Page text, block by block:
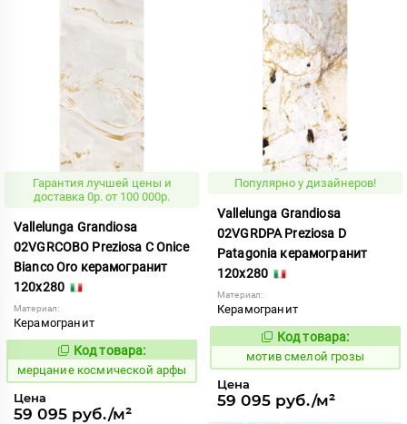
Гарантия лучшей цены и
доставка 0р. от 100 000р.
Vallelunga Grandiosa
02VGRCOBO Preziosa C Onice
Bianco Oro керамогранит
120x280
Материал:
Керамогранит
973626
Код товара:
мерцание космической арфы
Цена
59 095 руб./м²
Популярно у дизайнеров!
Vallelunga Grandiosa
02VGRDPA Preziosa D
Patagonia керамогранит
120x280
Материал:
Керамогранит
1042769
Код товара:
мотив смелой грозы
Цена
59 095 руб./м²